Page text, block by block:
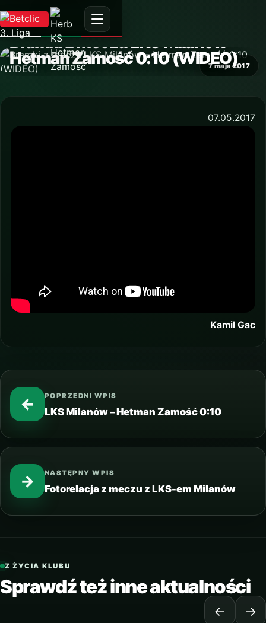
7 maja 2017
AKTUALNOŚĆ
Bramki z meczu LKS Milanów –
Hetman Zamość 0:10 (WIDEO)
07.05.2017
Kamil Gac
← POPRZEDNI WPIS
LKS Milanów – Hetman Zamość 0:10
NASTĘPNY WPIS
Fotorelacja z meczu z LKS-em Milanów
→
Z ŻYCIA KLUBU
Sprawdź też inne aktualności
← →